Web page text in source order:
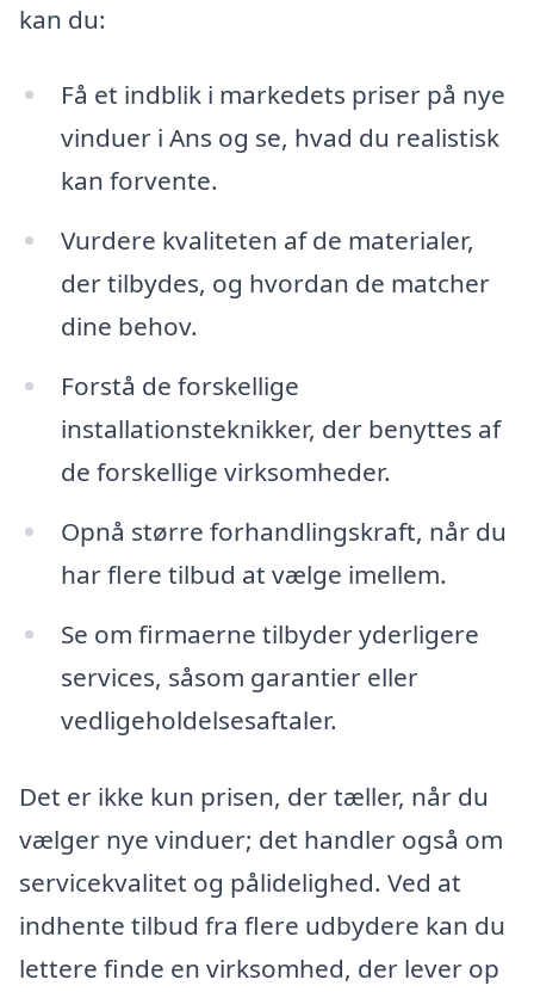
kan du:
Få et indblik i markedets priser på nye
vinduer i Ans og se, hvad du realistisk
kan forvente.
Vurdere kvaliteten af de materialer,
der tilbydes, og hvordan de matcher
dine behov.
Forstå de forskellige
installationsteknikker, der benyttes af
de forskellige virksomheder.
Opnå større forhandlingskraft, når du
har flere tilbud at vælge imellem.
Se om firmaerne tilbyder yderligere
services, såsom garantier eller
vedligeholdelsesaftaler.
Det er ikke kun prisen, der tæller, når du
vælger nye vinduer; det handler også om
servicekvalitet og pålidelighed. Ved at
indhente tilbud fra flere udbydere kan du
lettere finde en virksomhed, der lever op